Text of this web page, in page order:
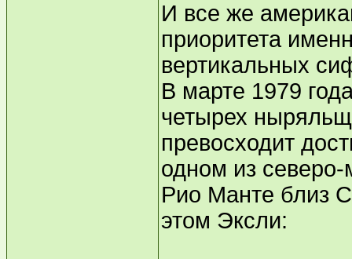
И все же
приоритета
вертикальных
В марте 1979
четырех
превосходит
одном из северо-
Рио Манте близ
этом Эксли: